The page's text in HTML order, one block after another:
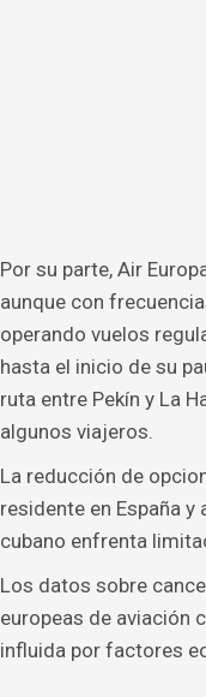
Por su parte, Air
aunque con
operando vuelos
hasta el inicio de su
ruta entre Pekín y La
algunos viajeros.
La reducción de
residente en España
cubano enfrenta
Los datos sobre
europeas de aviación
influida por factores